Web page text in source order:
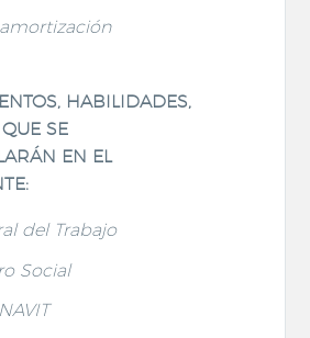
HABILIDADES,
SE
EN EL
del Trabajo
Social